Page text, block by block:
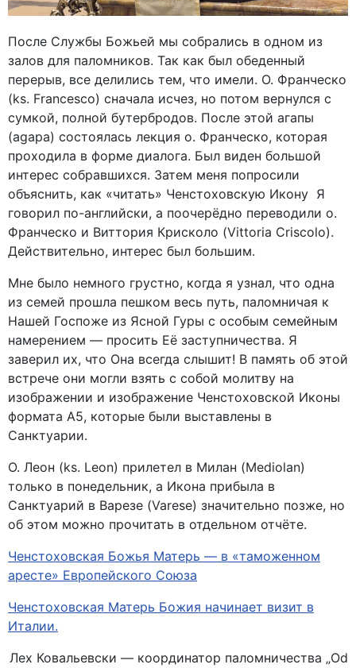
После Службы Божьей мы собрались в одном из
залов для паломников. Так как был обеденный
перерыв, все делились тем, что имели. О. Франческо
(ks. Francesco) сначала исчез, но потом вернулся с
сумкой, полной бутербродов. После этой агапы
(agapa) состоялась лекция о. Франческо, которая
проходила в форме диалога. Был виден большой
интерес собравшихся. Затем меня попросили
объяснить, как «читать» Ченстоховскую Икону Я
говорил по-английски, а поочерёдно переводили о.
Франческо и Виттория Крисколо (Vittoria Criscolo).
Действительно, интерес был большим.
Мне было немного грустно, когда я узнал, что одна
из семей прошла пешком весь путь, паломничая к
Нашей Госпоже из Ясной Гуры с особым семейным
намерением — просить Её заступничества. Я
заверил их, что Она всегда слышит! В память об этой
встрече они могли взять с собой молитву на
изображении и изображение Ченстоховской Иконы
формата А5, которые были выставлены в
Санктуарии.
О. Леон (ks. Leon) прилетел в Милан (Mediolan)
только в понедельник, а Икона прибыла в
Санктуарий в Варезе (Varese) значительно позже, но
об этом можно прочитать в отдельном отчёте.
Ченстоховская Божья Матерь — в «таможенном
аресте» Европейского Союза
Ченстоховская Матерь Божия начинает визит в
Италии.
Лех Ковальевски — координатор паломничества „Od